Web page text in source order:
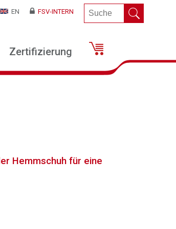
EN FSV-INTERN
Zertifizierung
Hemmschuh für eine